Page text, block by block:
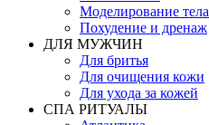
Моделирование тела
Похудение и дренаж
ДЛЯ МУЖЧИН
Для бритья
Для очищения кожи
Для ухода за кожей
СПА РИТУАЛЫ